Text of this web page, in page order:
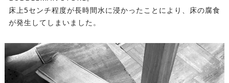
床上5センチ程度が長時間水に浸かったことにより、床の腐食
が発生してしまいました。